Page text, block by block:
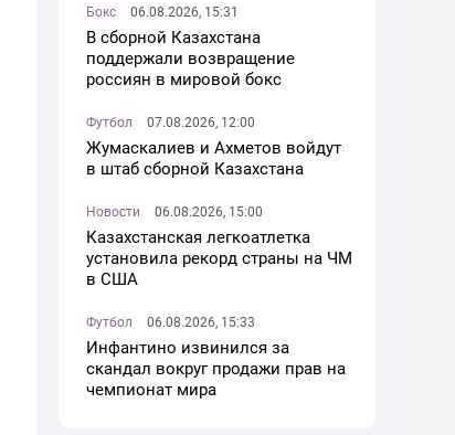
Бокс 06.08.2026, 15:31
В сборной Казахстана
поддержали возвращение
россиян в мировой бокс
Футбол 07.08.2026, 12:00
Жумаскалиев и Ахметов войдут
в штаб сборной Казахстана
Новости 06.08.2026, 15:00
Казахстанская легкоатлетка
установила рекорд страны на ЧМ
в США
Футбол 06.08.2026, 15:33
Инфантино извинился за
скандал вокруг продажи прав на
чемпионат мира